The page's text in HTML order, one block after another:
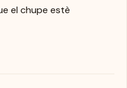
el chupe estè